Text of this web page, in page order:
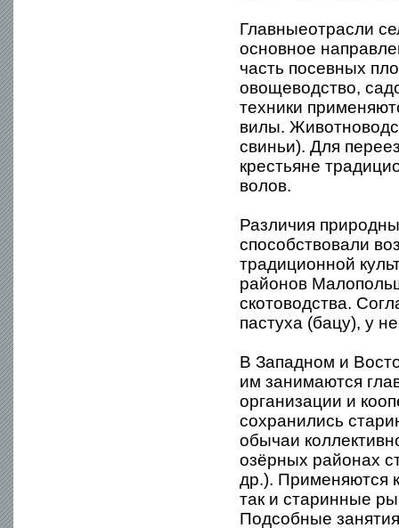
Главныеотрасли
основное
часть посевных
овощеводство,
техники
вилы.
свиньи). Для
крестьяне
волов.
Различия
способствовали
традиционной
районов
скотоводства.
пастуха (бацу), у
В Западном и
им занимаются
организации и
сохранились
обычаи
озёрных районах
др.). Применяются
так и старинные
Подсобные